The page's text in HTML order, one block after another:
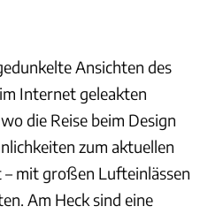
Ansichten des
Internet geleakten
die Reise beim Design
zum aktuellen
mit großen Lufteinlässen
Am Heck sind eine